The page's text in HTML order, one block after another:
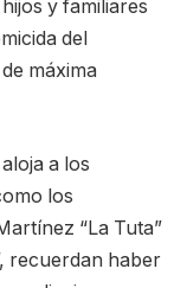
y familiares
del
máxima
a los
los
“La Tuta”
recuerdan haber